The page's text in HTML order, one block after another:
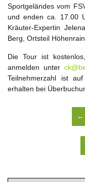
Sportgeländes vom
und enden ca. 17.00
Kräuter-Expertin
Berg, Ortsteil Höhenrain.
Die Tour ist
anmelden unter
Teilnehmerzahl ist
erhalten bei
←